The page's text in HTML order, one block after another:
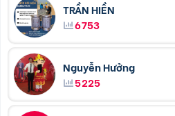
TRẦN HIỀN
6753
Nguyễn Hưởng
5225